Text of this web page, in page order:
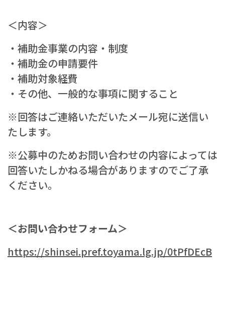
＜内容＞
・補助金事業の内容・制度
・補助金の申請要件
・補助対象経費
・その他、一般的な事項に関すること
※回答はご連絡いただいたメール宛に送信い
たします。
※公募中のためお問い合わせの内容によっては
回答いたしかねる場合がありますのでご了承
ください。
＜お問い合わせフォーム＞
https://shinsei.pref.toyama.lg.jp/0tPfDEcB